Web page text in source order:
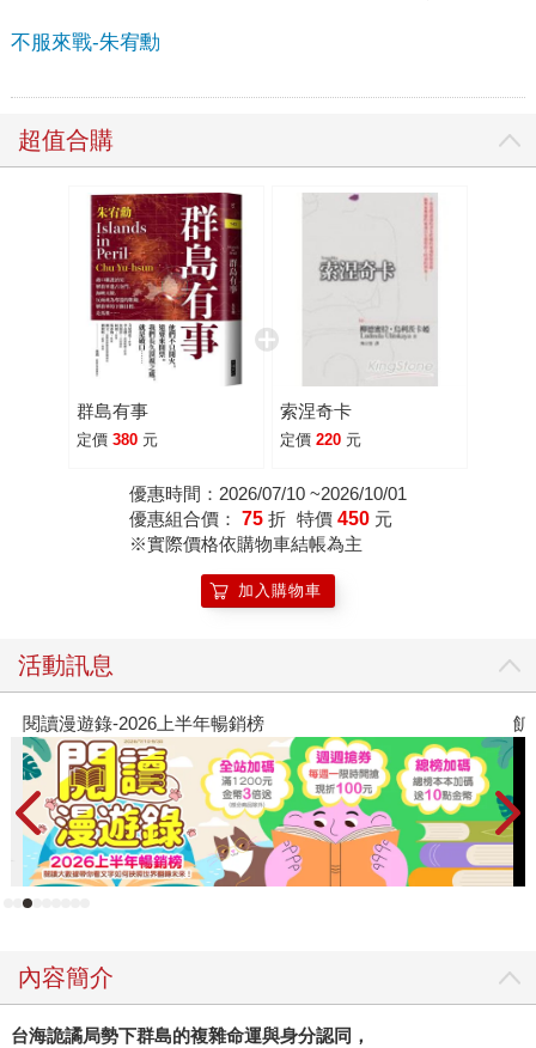
不服來戰-朱宥勳
超值合購
群島有事
定價 380 元
索涅奇卡
定價 220 元
優惠時間：2026/07/10 ~2026/10/01
優惠組合價： 75 折 特價 450 元
※實際價格依購物車結帳為主
加入購物車
活動訊息
年暢銷榜
內容簡介
台海詭譎局勢下群島的複雜命運與身分認同，